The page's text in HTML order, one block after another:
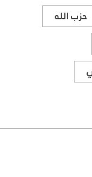
حزب الله